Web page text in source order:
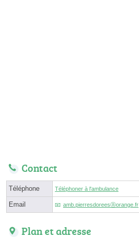
Contact
Téléphone Téléphoner à l'ambulance
Email amb.pierresdoreesⓐorange.fr
Plan et adresse